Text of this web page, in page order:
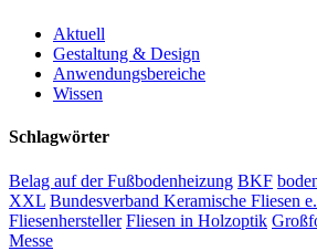
Aktuell
Gestaltung & Design
Anwendungsbereiche
Wissen
Schlagwörter
Belag auf der Fußbodenheizung BKF
XXL Bundesverband Keramische Fliesen
Fliesenhersteller Fliesen in Holzoptik
Messe